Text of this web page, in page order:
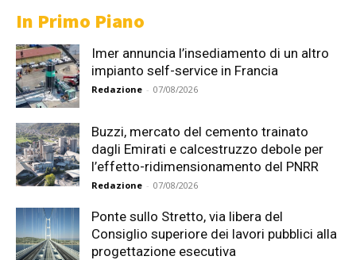
In Primo Piano
Imer annuncia l’insediamento di un altro
impianto self-service in Francia
Redazione - 07/08/2026
Buzzi, mercato del cemento trainato
dagli Emirati e calcestruzzo debole per
l’effetto-ridimensionamento del PNRR
Redazione - 07/08/2026
Ponte sullo Stretto, via libera del
Consiglio superiore dei lavori pubblici alla
progettazione esecutiva